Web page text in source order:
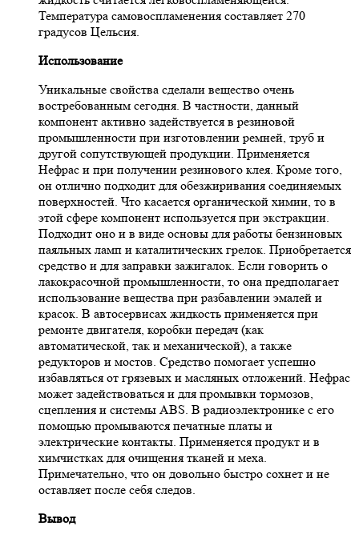
Температура самовоспламенения составляет 270
градусов Цельсия.
Использование
Уникальные свойства сделали вещество очень
востребованным сегодня. В частности, данный
компонент активно задействуется в резиновой
промышленности при изготовлении ремней, труб и
другой сопутствующей продукции. Применяется
Нефрас и при получении резинового клея. Кроме того,
он отлично подходит для обезжиривания соединяемых
поверхностей. Что касается органической химии, то в
этой сфере компонент используется при экстракции.
Подходит оно и в виде основы для работы бензиновых
паяльных ламп и каталитических грелок. Приобретается
средство и для заправки зажигалок. Если говорить о
лакокрасочной промышленности, то она предполагает
использование вещества при разбавлении эмалей и
красок. В автосервисах жидкость применяется при
ремонте двигателя, коробки передач (как
автоматической, так и механической), а также
редукторов и мостов. Средство помогает успешно
избавляться от грязевых и масляных отложений. Нефрас
может задействоваться и для промывки тормозов,
сцепления и системы ABS. В радиоэлектронике с его
помощью промываются печатные платы и
электрические контакты. Применяется продукт и в
химчистках для очищения тканей и меха.
Примечательно, что он довольно быстро сохнет и не
оставляет после себя следов.
Вывод